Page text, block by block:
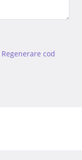
Regenerare cod